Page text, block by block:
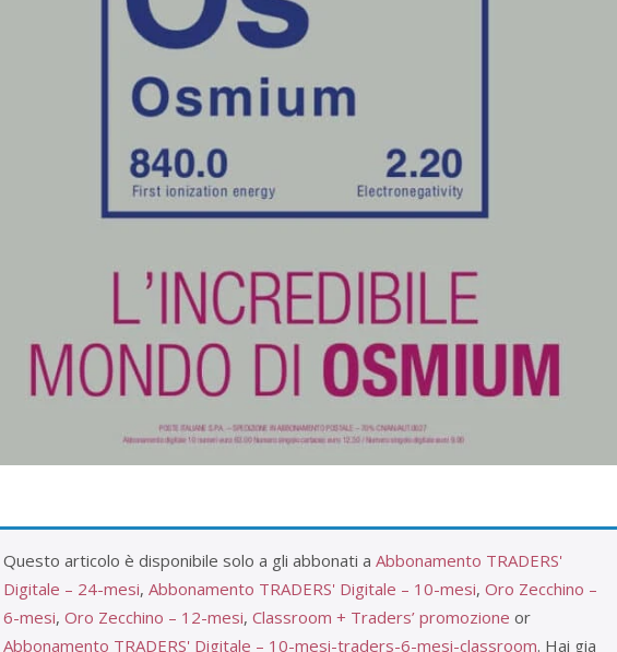
Questo articolo è disponibile solo a gli abbonati a Abbonamento TRADERS'
Digitale – 24-mesi, Abbonamento TRADERS' Digitale – 10-mesi, Oro Zecchino –
6-mesi, Oro Zecchino – 12-mesi, Classroom + Traders’ promozione or
Abbonamento TRADERS' Digitale – 10-mesi-traders-6-mesi-classroom. Hai gia